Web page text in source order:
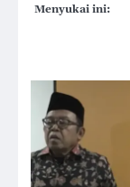
Menyukai ini: